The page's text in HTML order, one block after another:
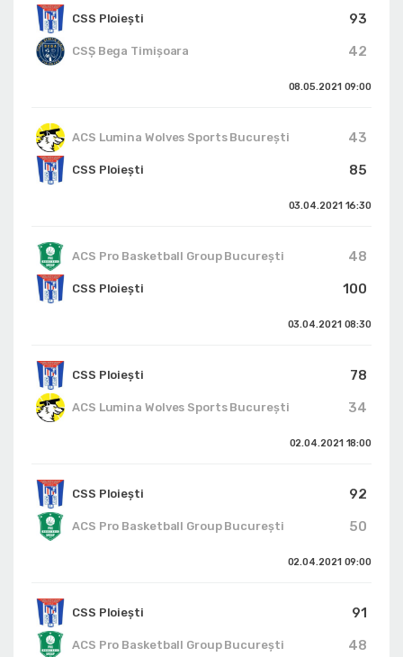
CSS Ploiești
93
42
CSȘ Bega Timișoara
08.05.2021 09:00
ACS Lumina Wolves Sports București
43
85
CSS Ploiești
03.04.2021 16:30
ACS Pro Basketball Group București
48
100
CSS Ploiești
03.04.2021 08:30
CSS Ploiești
78
34
ACS Lumina Wolves Sports București
02.04.2021 18:00
CSS Ploiești
92
50
ACS Pro Basketball Group București
02.04.2021 09:00
CSS Ploiești
91
48
ACS Pro Basketball Group București